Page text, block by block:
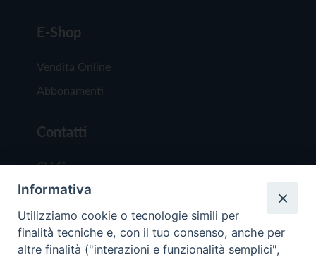
E-Shop
Vendita Online
Abbonamenti
Contatti
Chi Siamo
Redazione
Scrivici
Informativa
Utilizziamo cookie o tecnologie simili per
finalità tecniche e, con il tuo consenso, anche per
altre finalità ("interazioni e funzionalità semplici",